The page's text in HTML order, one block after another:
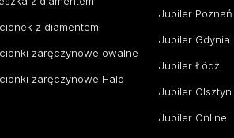
z diamentem
zaręczynowe owalne
zaręczynowe Halo
Jubiler Poznań
Jubiler Gdynia
Jubiler Łódź
Jubiler Olsztyn
Jubiler Online